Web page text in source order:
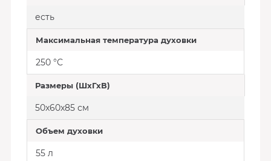
есть
Максимальная температура духовки
250 °С
Размеры (ШхГхВ)
50x60x85 см
Объем духовки
55 л